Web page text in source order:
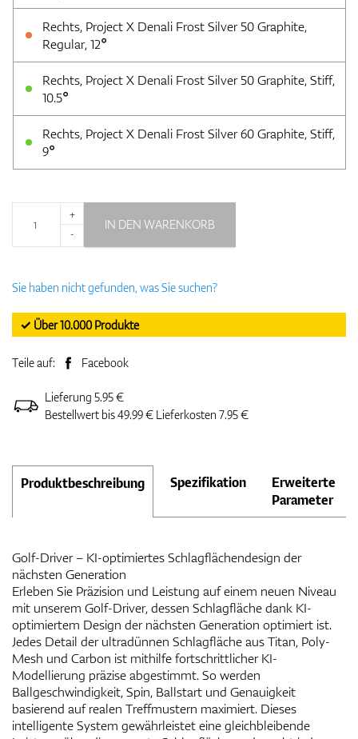
Rechts, Project X Denali Frost Silver 50 Graphite,
Regular, 12°
Rechts, Project X Denali Frost Silver 50 Graphite, Stiff,
10.5°
Rechts, Project X Denali Frost Silver 60 Graphite, Stiff,
9°
+
-
IN DEN WARENKORB
Sie haben nicht gefunden, was Sie suchen?
✓ Über 10.000 Produkte
Teile auf: Facebook
Lieferung 5.95 €
Bestellwert bis 49.99 € Lieferkosten 7.95 €
Produktbeschreibung Spezifikation
Erweiterte
Parameter
Golf-Driver – KI-optimiertes Schlagflächendesign der
nächsten Generation
Erleben Sie Präzision und Leistung auf einem neuen Niveau
mit unserem Golf-Driver, dessen Schlagfläche dank KI-
optimiertem Design der nächsten Generation optimiert ist.
Jedes Detail der ultradünnen Schlagfläche aus Titan, Poly-
Mesh und Carbon ist mithilfe fortschrittlicher KI-
Modellierung präzise abgestimmt. So werden
Ballgeschwindigkeit, Spin, Ballstart und Genauigkeit
basierend auf realen Treffmustern maximiert. Dieses
intelligente System gewährleistet eine gleichbleibende